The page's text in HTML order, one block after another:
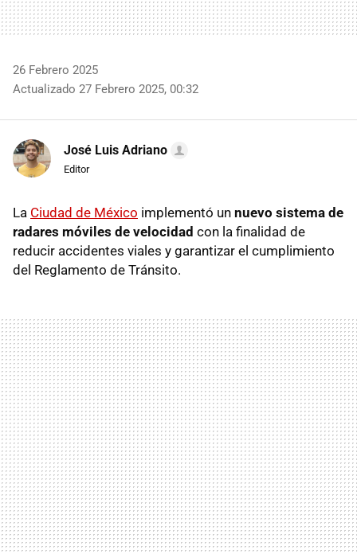
26 Febrero 2025
Actualizado 27 Febrero 2025, 00:32
José Luis Adriano
Editor
La Ciudad de México implementó un nuevo sistema de
radares móviles de velocidad con la finalidad de
reducir accidentes viales y garantizar el cumplimiento
del Reglamento de Tránsito.